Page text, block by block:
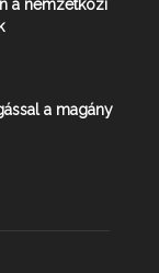
a nemzetközi
a magány